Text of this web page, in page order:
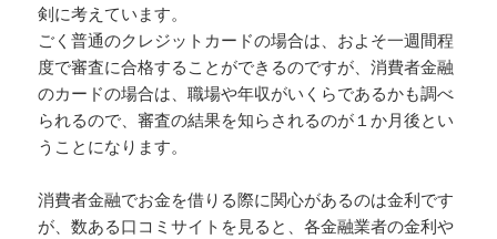
剣に考えています。
ごく普通のクレジットカードの場合は、およそ一週間程
度で審査に合格することができるのですが、消費者金融
のカードの場合は、職場や年収がいくらであるかも調べ
られるので、審査の結果を知らされるのが１か月後とい
うことになります。
消費者金融でお金を借りる際に関心があるのは金利です
が、数ある口コミサイトを見ると、各金融業者の金利や